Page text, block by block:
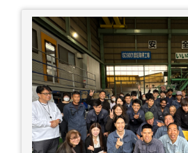
平方メートルの広大な敷地に
上・約20,000株ものアジサイ
す。 山肌を埋め尽くすように咲き誇るブルー、ピ
ンク、紫のアジサイは圧巻の
れているので、アジサイの中
覚で散策を楽しめます。 写真好きにはたまらない
「フォトジェニック」な景色
こを切り取っても絵になる場所ばか
からの眺望: 敷地が高い位置に
い越しに広がる茂原の景色を一望